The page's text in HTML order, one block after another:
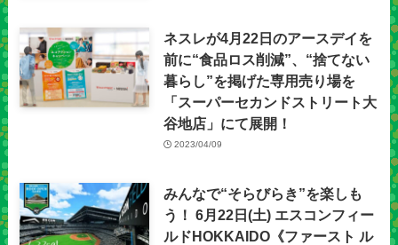
ネスレが4月22日のアースデイを
前に“食品ロス削減”、“捨てない
暮らし”を掲げた専用売り場を
「スーパーセカンドストリート大
谷地店」にて展開！
2023/04/09
みんなで“そらびらき”を楽しも
う！ 6月22日(土) エスコンフィー
ルドHOKKAIDO《ファースト ル